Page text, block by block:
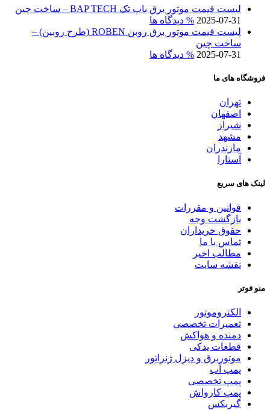
لیست قیمت موتور برق باپ تک BAP TECH – ساخت چین
2025-07-31 % دیدگاه ها
لیست قیمت موتور برق روبن ROBEN (طرح روبین) –
ساخت چین
2025-07-31 % دیدگاه ها
فروشگاه های ما
تهران
اصفهان
شیراز
مشهد
مازندران
آستارا
لینک های سریع
قوانین و مقررات
بازگشت وجه
حقوق خریداران
تماس با ما
مطالب اخیر
نقشه سایت
منو فوتر
الکتروموتور
تعمیرات تخصصی
دمنده و هواکش
قطعات یدکی
موتوربرق و دیزل ژنراتور
پمپ آب
پمپ تخصصی
پمپ کارواش
گیربکس